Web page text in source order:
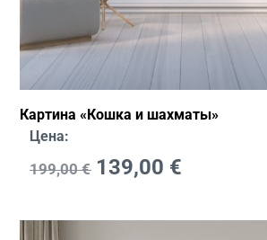
Картина «Кошка и шахматы»
Цена:
199,00€ 139,00 €